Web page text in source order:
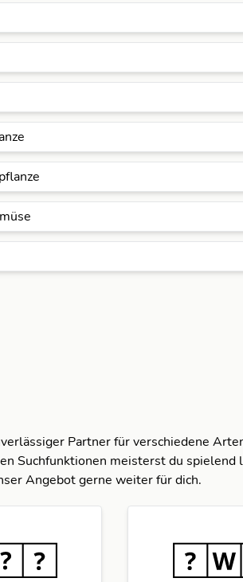
Partner für verschiedene
Suchfunktionen meisterst du
Angebot gerne weiter für dich.